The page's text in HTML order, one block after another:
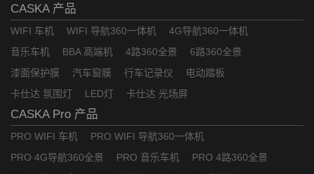
CASKA 产品
WIFI 车机 WIFI 导航360一体机
4G导航360一体机
音乐车机
BBA 高端机 4路360全景
6路360全景
漆面保护膜
汽车窗膜 行车记录仪
电动踏板
卡仕达 氛围灯
LED灯 卡仕达 光场屏
CASKA Pro 产品
PRO WIFI 车机
PRO WIFI 导航360一体机
PRO 4G导航360全景
PRO 音乐车机
PRO 4路360全景